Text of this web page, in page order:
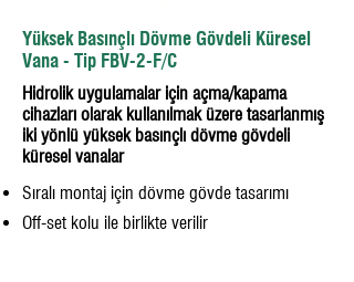
Yüksek Basınçlı Dövme Gövdeli Küresel
Vana - Tip FBV-2-F/C
Hidrolik uygulamalar için açma/kapama
cihazları olarak kullanılmak üzere tasarlanmış
iki yönlü yüksek basınçlı dövme gövdeli
küresel vanalar
Sıralı montaj için dövme gövde tasarımı
Off-set kolu ile birlikte verilir